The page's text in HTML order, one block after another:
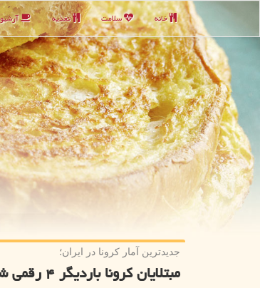
خانه سلامت تغذیه
جدیدترین آمار كرونا در ایران؛
مبتلایان کرونا باردیگر ۴ رقمی شد